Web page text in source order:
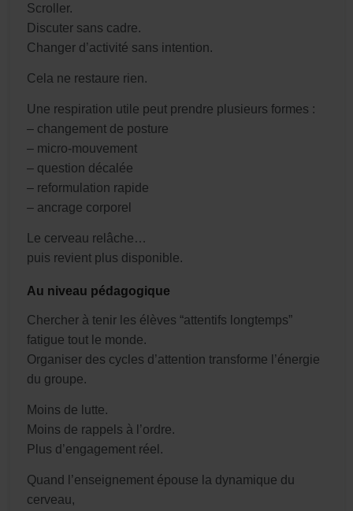
Scroller.
Discuter sans cadre.
Changer d’activité sans intention.
Cela ne restaure rien.
Une respiration utile peut prendre plusieurs formes :
– changement de posture
– micro-mouvement
– question décalée
– reformulation rapide
– ancrage corporel
Le cerveau relâche…
puis revient plus disponible.
Au niveau pédagogique
Chercher à tenir les élèves “attentifs longtemps”
fatigue tout le monde.
Organiser des cycles d’attention transforme l’énergie
du groupe.
Moins de lutte.
Moins de rappels à l’ordre.
Plus d’engagement réel.
Quand l’enseignement épouse la dynamique du
cerveau,